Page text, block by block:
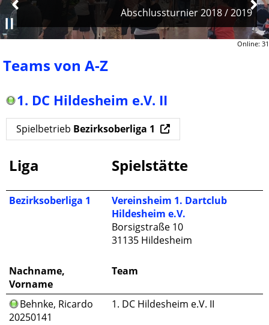
Abschlussturnier 2018 / 2019
Online: 31
Teams von A-Z
1. DC Hildesheim e.V. II
Spielbetrieb Bezirksoberliga 1
Liga Spielstätte
Bezirksoberliga 1
Vereinsheim 1. Dartclub
Hildesheim e.V.
Borsigstraße 10
31135 Hildesheim
Nachname,
Vorname
Team
Behnke, Ricardo
20250141
1. DC Hildesheim e.V. II